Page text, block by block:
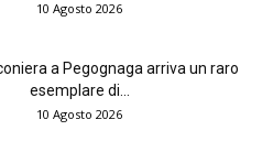
10 Agosto 2026
a Pegognaga arriva un raro
esemplare di...
10 Agosto 2026